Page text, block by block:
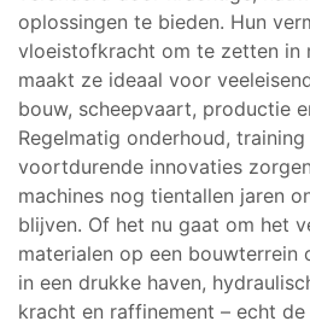
oplossingen te bieden. Hun
vloeistofkracht om te zetten in
maakt ze ideaal voor
bouw, scheepvaart, productie
Regelmatig onderhoud,
voortdurende innovaties
machines nog tientallen jaren
blijven. Of het nu gaat om het
materialen op een bouwterrein
in een drukke haven,
kracht en raffinement – echt